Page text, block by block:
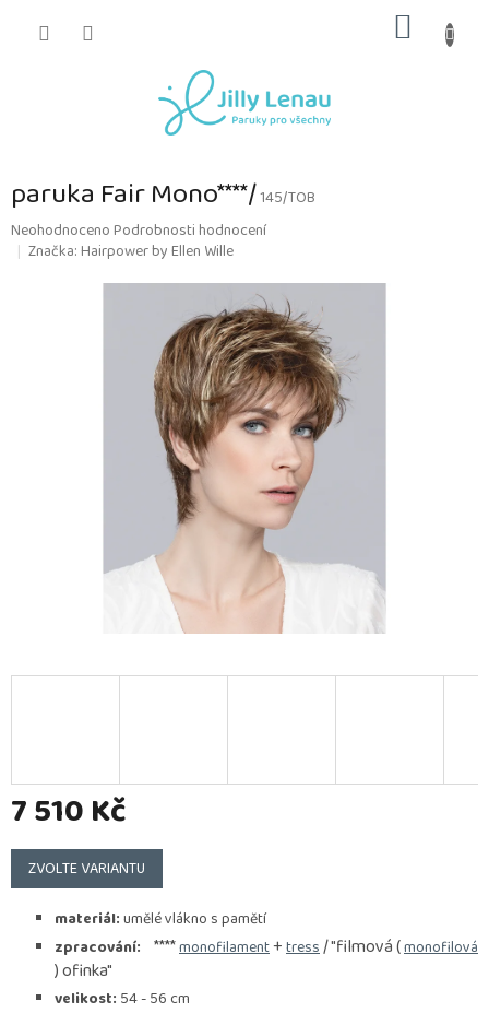
KOŠÍK
paruka Fair Mono****/145/TOB
Průměrné
hodnocení
NeohodnocenoPodrobnosti hodnocení
Značka:Hairpower by Ellen Wille
7 510 Kč
Měrná
cena:
ZVOLTE VARIANTU
materiál:umělé vlákno s pamětí
zpracování: ****monofilament+tress/ "filmová (monofilová
) ofinka"
velikost: 54 - 56 cm